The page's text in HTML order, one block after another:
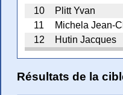
10
Plitt Yvan
11
Michela Jean-
12
Hutin Jacques
Résultats de la